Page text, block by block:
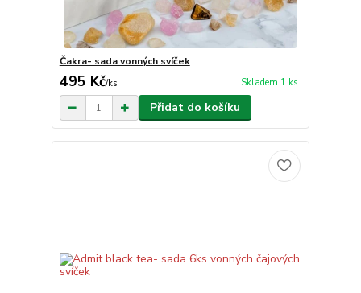
Čakra- sada vonných svíček
495 Kč/ks Skladem 1 ks
Přidat do košíku